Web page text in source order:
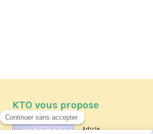
KTO vous propose
Article